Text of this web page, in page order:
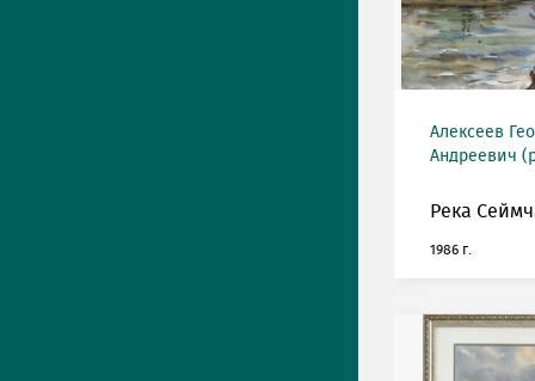
Алексеев
Андреевич
Река
1986 г.